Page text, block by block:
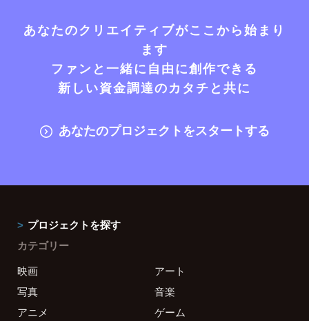
あなたのクリエイティブがここから始まり
ます
ファンと一緒に自由に創作できる
新しい資金調達のカタチと共に
あなたのプロジェクトをスタートする
プロジェクトを探す
カテゴリー
映画
アート
写真
音楽
アニメ
ゲーム